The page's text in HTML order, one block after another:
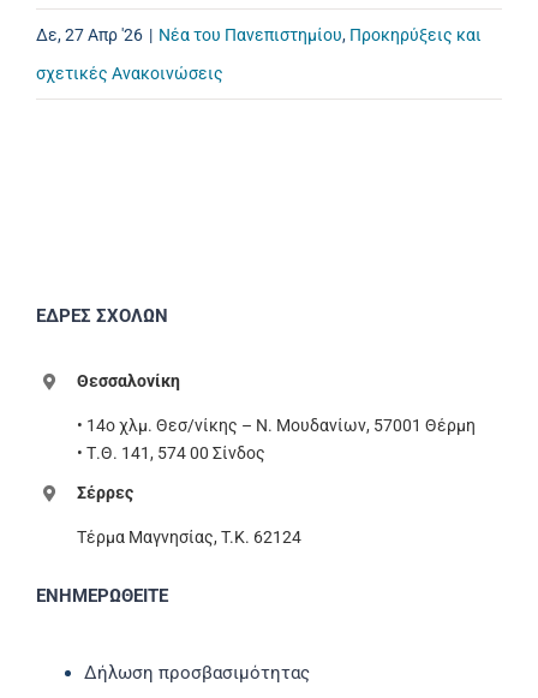
Δε, 27 Απρ '26 | Νέα του Πανεπιστημίου, Προκηρύξεις και
σχετικές Ανακοινώσεις
ΕΔΡΕΣ ΣΧΟΛΩΝ
Θεσσαλονίκη
• 14ο χλμ. Θεσ/νίκης – Ν. Μουδανίων, 57001 Θέρμη
• Τ.Θ. 141, 574 00 Σίνδος
Σέρρες
Τέρμα Μαγνησίας, T.K. 62124
ΕΝΗΜΕΡΩΘΕΙΤΕ
Δήλωση προσβασιμότητας